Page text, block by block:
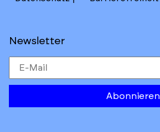
Newsletter
Abonnieren